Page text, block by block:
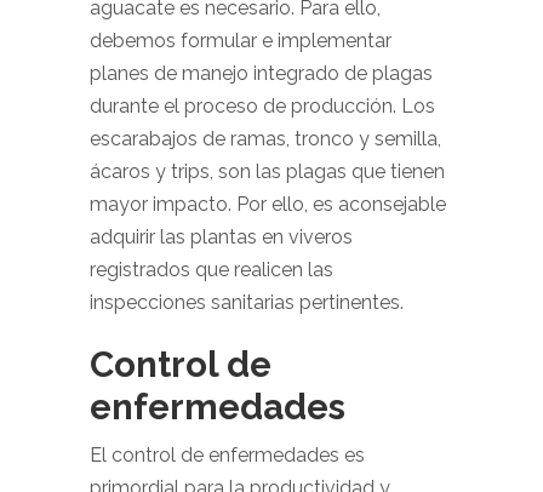
aguacate es necesario. Para ello,
debemos formular e implementar
planes de manejo integrado de plagas
durante el proceso de producción. Los
escarabajos de ramas, tronco y semilla,
ácaros y trips, son las plagas que tienen
mayor impacto. Por ello, es aconsejable
adquirir las plantas en viveros
registrados que realicen las
inspecciones sanitarias pertinentes.
Control de
enfermedades
El control de enfermedades es